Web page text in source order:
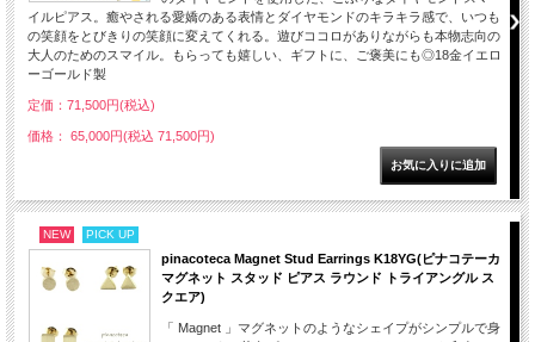
イルピアス。癒やされる愛嬌のある表情とダイヤモンドのキラキラ感で、いつも
の笑顔をとびきりの笑顔に変えてくれる。遊びココロがありながらも本物志向の
大人のためのスマイル。もらっても嬉しい、ギフトに、ご褒美にも◎18金イエロ
ーゴールド製
定価：71,500円(税込)
価格： 65,000円(税込 71,500円)
NEW PICK UP
pinacoteca Magnet Stud Earrings K18YG(ピナコテーカ
マグネット スタッド ピアス ラウンド トライアングル ス
クエア)
「 Magnet 」マグネットのようなシェイプがシンプルで身